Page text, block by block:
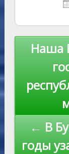
st
Навигация
Наша
← В
годы